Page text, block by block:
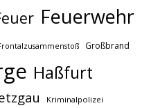
Feuerwehr
Großbrand
Haßfurt
Kriminalpolizei